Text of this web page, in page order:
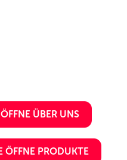
ÖFFNE ÜBER UNS
ÖFFNE PRODUKTE